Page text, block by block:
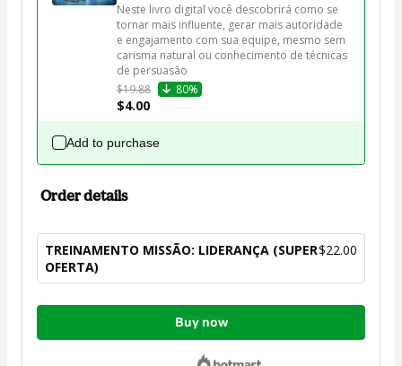
Neste livro digital você descobrirá como se
tornar mais influente, gerar mais autoridade
e engajamento com sua equipe, mesmo sem
carisma natural ou conhecimento de técnicas
de persuasão
$19.88
80%
$4.00
Add to purchase
Order details
TREINAMENTO MISSÃO: LIDERANÇA (SUPER
OFERTA)
$22.00
Total
Buy now